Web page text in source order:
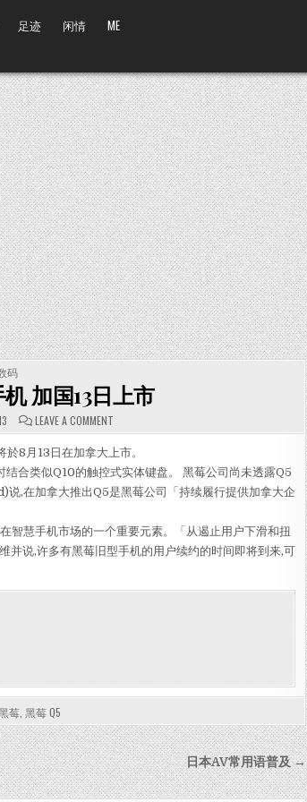
足迹 闲情 ME
IN
码
加国13日上市
LEAVE A COMMENT
8月13日在加拿大上市。
合类似Q10的触控式实体键盘。 黑莓公司尚未透露Q5
,在加拿大推出Q5是黑莓公司「持续履行提供加拿大企
慧手机市场的一个重要元素。「从遏止用户下滑和扭
并说,许多有黑莓旧型手机的用户续约的时间即将到来,可
莓, 黑莓 Q5
日本AV常用语普及 →